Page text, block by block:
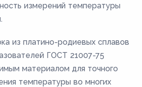
измерений температуры
из платино-родиевых сплавов
ГОСТ 21007-75
материалом для точного
температуры во многих